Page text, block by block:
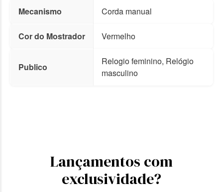
Mecanismo Corda manual
Cor do Mostrador Vermelho
Publico
Relogio feminino, Relógio
masculino
Lançamentos com
exclusividade?